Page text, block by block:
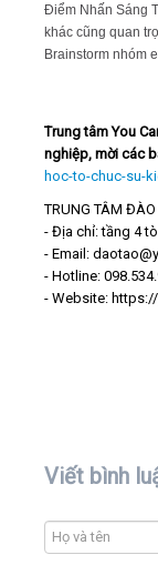
Điểm Nhấn Sáng
khác cũng quan
Brainstorm nhóm
Trung tâm You
nghiệp, mời các
hoc-to-chuc-su-
TRUNG TÂM
- Địa chỉ: tầng 4
- Email:
- Hotline:
- Website:
Viết bình